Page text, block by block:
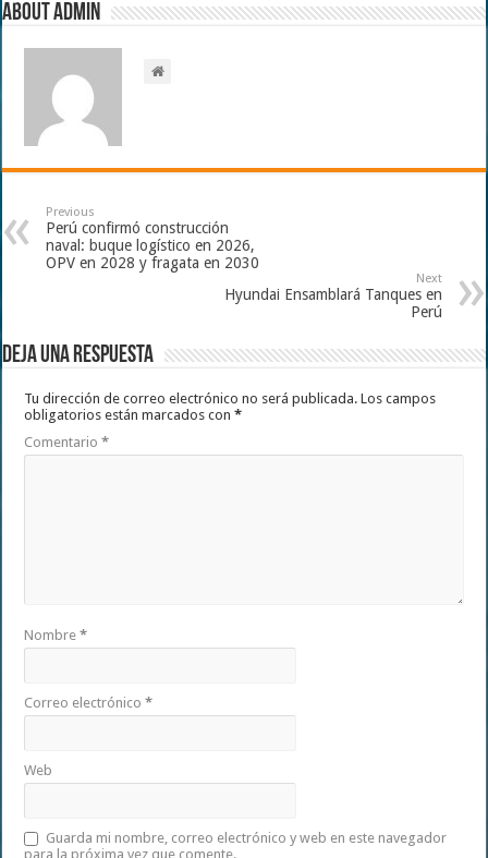
About admin
Previous
Perú confirmó construcción
naval: buque logístico en 2026,
OPV en 2028 y fragata en 2030
Next
Hyundai Ensamblará Tanques en
Perú
Deja una respuesta
Tu dirección de correo electrónico no será publicada. Los campos
obligatorios están marcados con*
Comentario*
Nombre*
Correo electrónico*
Web
Guarda mi nombre, correo electrónico y web en este navegador
para la próxima vez que comente.